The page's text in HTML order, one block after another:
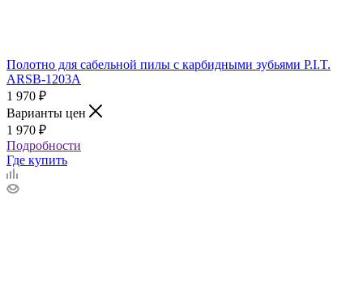
Полотно для сабельной пилы с карбидными зубьями P.I.T.
ARSB-1203A
1 970 ₽
Варианты цен
1 970 ₽
Подробности
Где купить